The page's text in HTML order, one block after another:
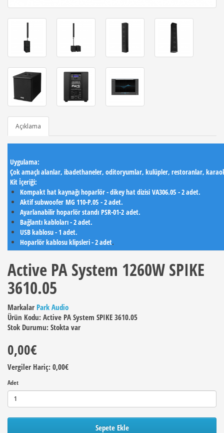
Açıklama
Uygulama:
Çok amaçlı alanlar, ibadethaneler, oditoryumlar, kulüpler, restoranlar,
Kit İçeriği:
Kompakt hat kaynağı hoparlör - dikey hat dizisi VA306.05 - 2 adet.
Aktif subwoofer MG 110-P.05 - 2 adet.
Ayarlanabilir hoparlör standı PSR-01-2 adet.
Bağlantı kabloları - 2 adet.
USB kablosu - 1 adet.
Hoparlör kablosu klipsleri - 2 adet.
Active PA System 1260W SPIKE
3610.05
Markalar Park Audio
Ürün Kodu: Active PA System SPIKE 3610.05
Stok Durumu: Stokta var
0,00€
Vergiler Hariç: 0,00€
Adet
Sepete Ekle